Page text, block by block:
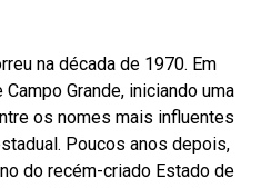
na década de 1970. Em
Grande, iniciando uma
os nomes mais influentes
Poucos anos depois,
do recém-criado Estado de